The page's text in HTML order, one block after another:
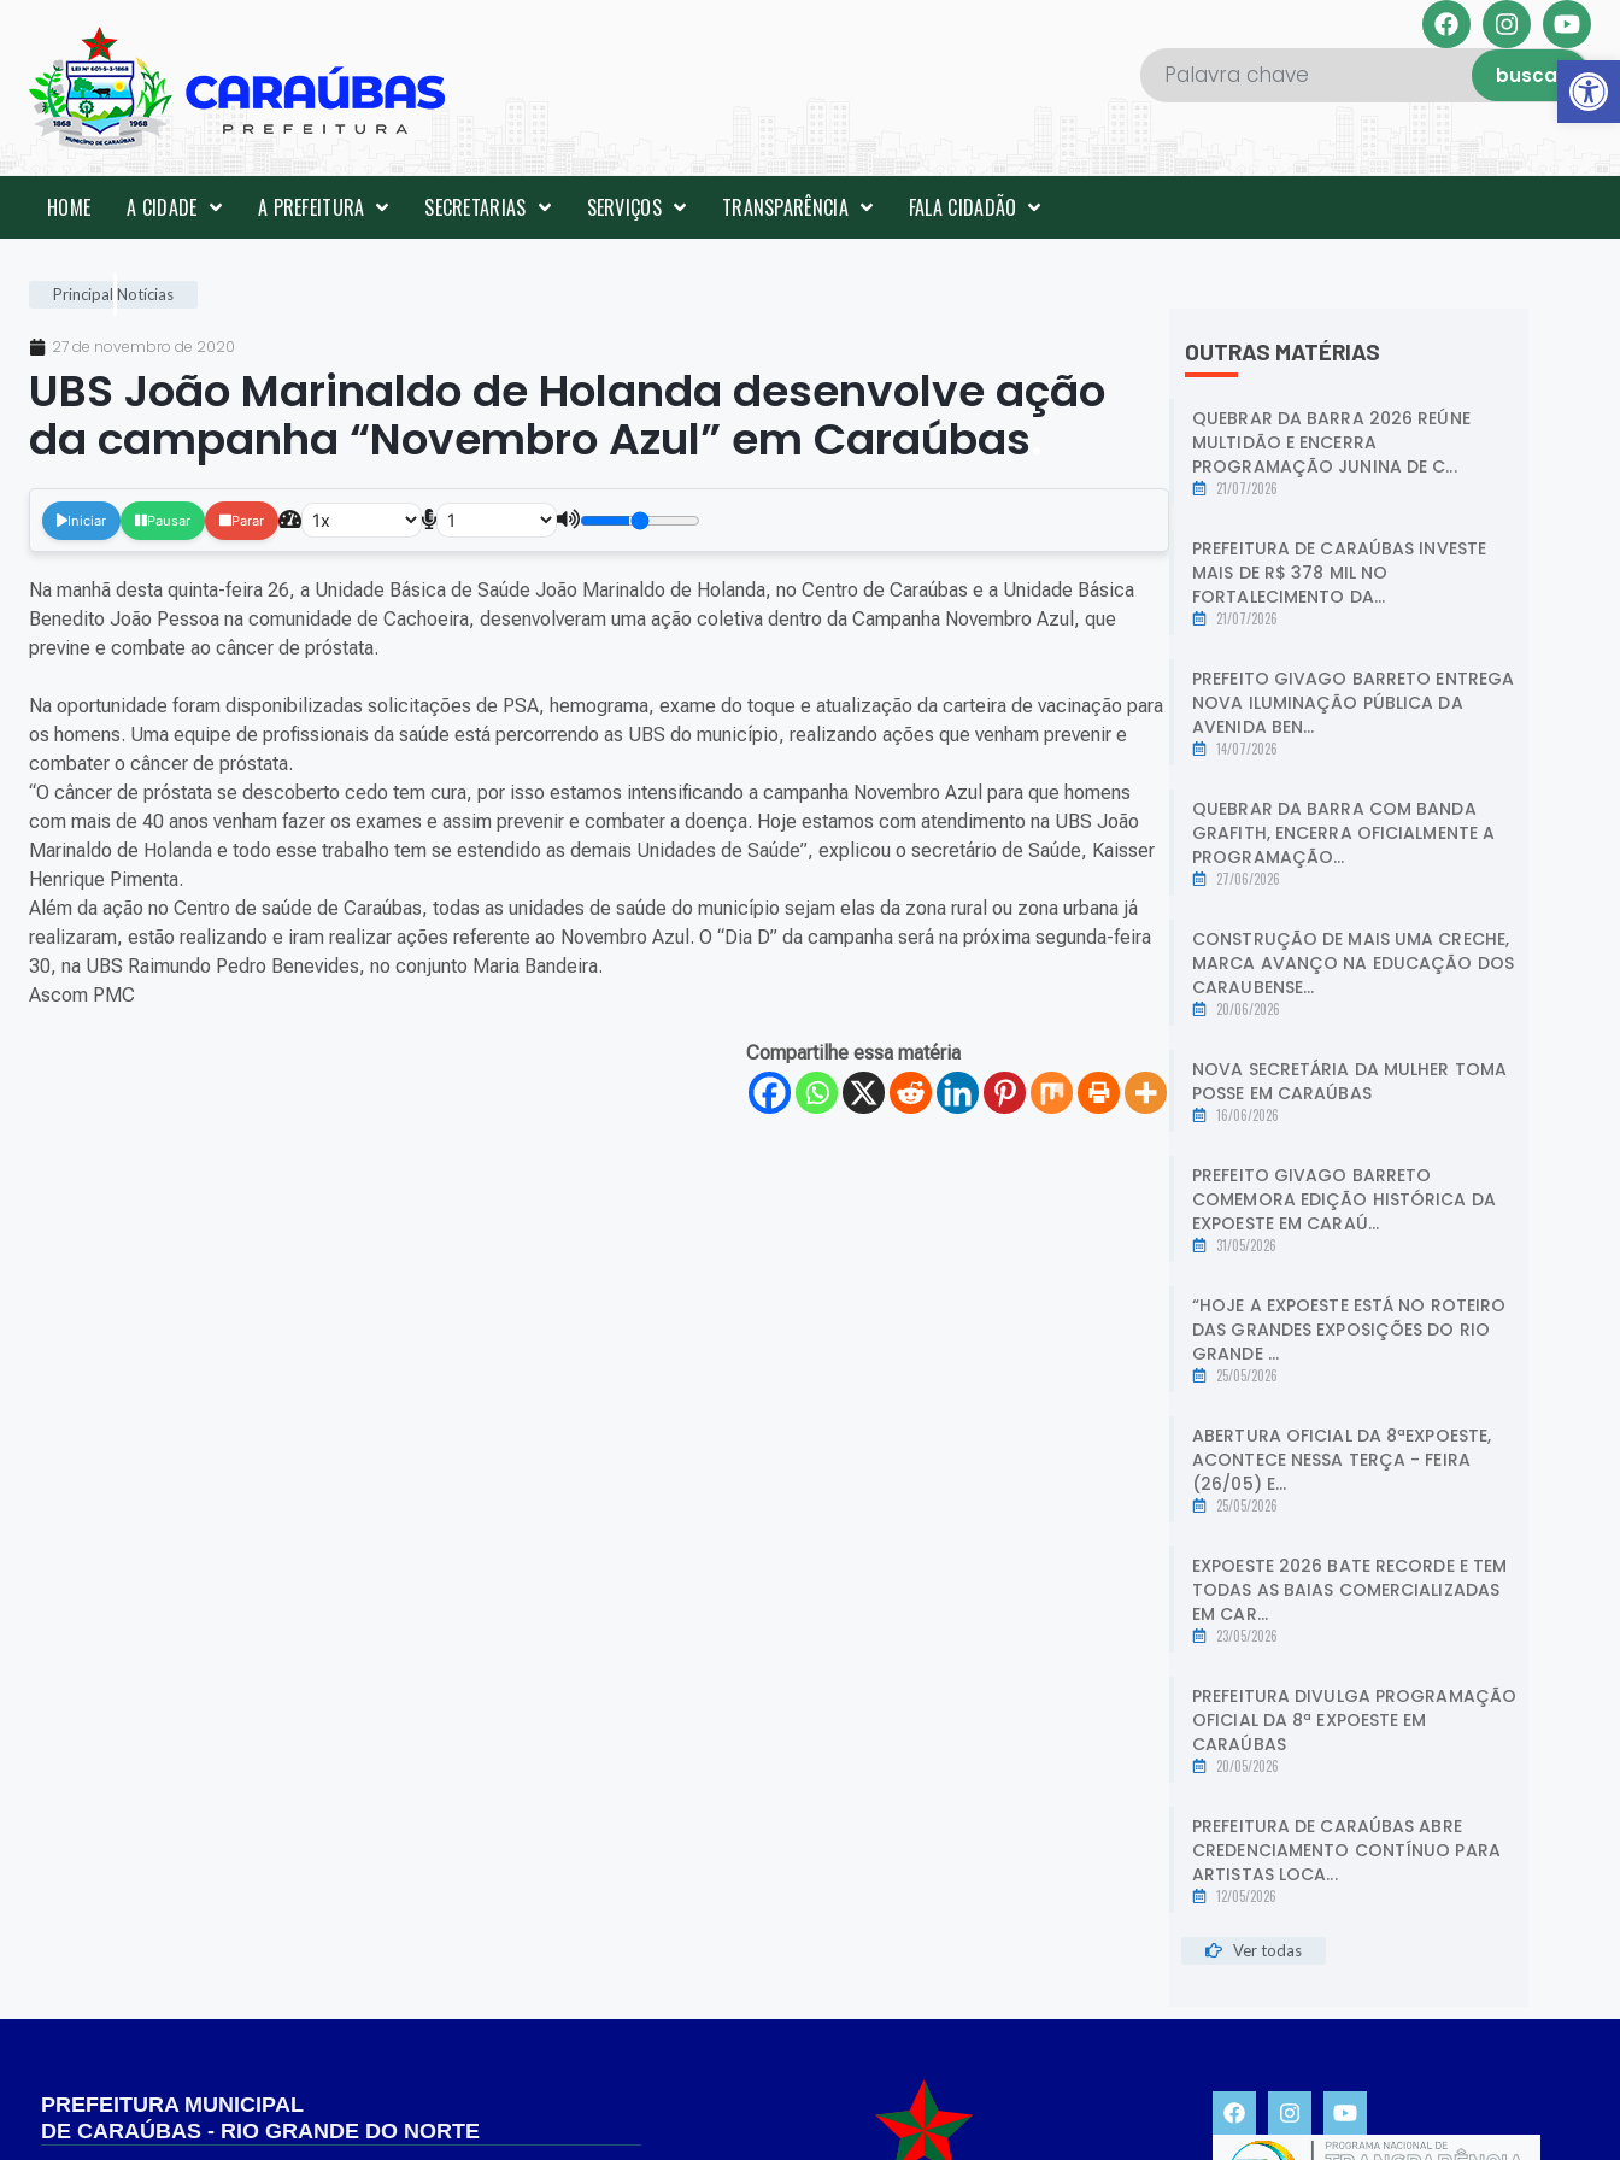
Abrir
buscar
HOME A CIDADE A PREFEITURA SECRETARIAS SERVIÇOS TRANSPARÊNCIA FALA CIDADÃO
Principal Notícias
27 de novembro de 2020
UBS João Marinaldo de Holanda desenvolve ação
da campanha “Novembro Azul” em Caraúbas
Iniciar Pausar Parar
Na manhã desta quinta-feira 26, a Unidade Básica de Saúde João Marinaldo de Holanda, no Centro de Caraúbas e a Unidade Básica
Benedito João Pessoa na comunidade de Cachoeira, desenvolveram uma ação coletiva dentro da Campanha Novembro Azul, que
previne e combate ao câncer de próstata.
Na oportunidade foram disponibilizadas solicitações de PSA, hemograma, exame do toque e atualização da carteira de vacinação para
os homens. Uma equipe de profissionais da saúde está percorrendo as UBS do município, realizando ações que venham prevenir e
combater o câncer de próstata.
“O câncer de próstata se descoberto cedo tem cura, por isso estamos intensificando a campanha Novembro Azul para que homens
com mais de 40 anos venham fazer os exames e assim prevenir e combater a doença. Hoje estamos com atendimento na UBS João
Marinaldo de Holanda e todo esse trabalho tem se estendido as demais Unidades de Saúde”, explicou o secretário de Saúde, Kaisser
Henrique Pimenta.
Além da ação no Centro de saúde de Caraúbas, todas as unidades de saúde do município sejam elas da zona rural ou zona urbana já
realizaram, estão realizando e iram realizar ações referente ao Novembro Azul. O “Dia D” da campanha será na próxima segunda-feira
30, na UBS Raimundo Pedro Benevides, no conjunto Maria Bandeira.
Ascom PMC
Compartilhe essa matéria
OUTRAS MATÉRIAS
QUEBRAR DA BARRA 2026 REÚNE
MULTIDÃO E ENCERRA
PROGRAMAÇÃO JUNINA DE C...
21/07/2026
PREFEITURA DE CARAÚBAS INVESTE
MAIS DE R$ 378 MIL NO
FORTALECIMENTO DA...
21/07/2026
PREFEITO GIVAGO BARRETO ENTREGA
NOVA ILUMINAÇÃO PÚBLICA DA
AVENIDA BEN...
14/07/2026
QUEBRAR DA BARRA COM BANDA
GRAFITH, ENCERRA OFICIALMENTE A
PROGRAMAÇÃO...
27/06/2026
CONSTRUÇÃO DE MAIS UMA CRECHE,
MARCA AVANÇO NA EDUCAÇÃO DOS
CARAUBENSE...
20/06/2026
NOVA SECRETÁRIA DA MULHER TOMA
POSSE EM CARAÚBAS
16/06/2026
PREFEITO GIVAGO BARRETO
COMEMORA EDIÇÃO HISTÓRICA DA
EXPOESTE EM CARAÚ...
31/05/2026
“HOJE A EXPOESTE ESTÁ NO ROTEIRO
DAS GRANDES EXPOSIÇÕES DO RIO
GRANDE ...
25/05/2026
ABERTURA OFICIAL DA 8ªEXPOESTE,
ACONTECE NESSA TERÇA - FEIRA
(26/05) E...
25/05/2026
EXPOESTE 2026 BATE RECORDE E TEM
TODAS AS BAIAS COMERCIALIZADAS
EM CAR...
23/05/2026
PREFEITURA DIVULGA PROGRAMAÇÃO
OFICIAL DA 8ª EXPOESTE EM
CARAÚBAS
20/05/2026
PREFEITURA DE CARAÚBAS ABRE
CREDENCIAMENTO CONTÍNUO PARA
ARTISTAS LOCA...
12/05/2026
Ver todas
PREFEITURA MUNICIPAL
DE CARAÚBAS - RIO GRANDE DO NORTE